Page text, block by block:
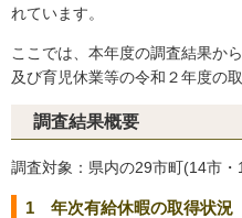
れています。
ここでは、本年度の調査結果か
及び育児休業等の令和２年度の
調査結果概要
調査対象：県内の29市町(14市・
1 年次有給休暇の取得状況